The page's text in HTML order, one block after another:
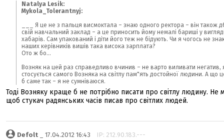
Natalya Lesik:
Mykola_Tolerantnyj:
___ Я це не з пальця висмоктала – знаю одного ректора – він також
свій навчальний заклад – а це приносить йому немалі бариші у
хабарів. Сам упакований і діти його теж не бідують. Чи я чогось не
наших керівників вишів така висока зарплата?
Ото ж бо...
Возняк на цей раз справедливо вчинив – не варто виливати негатив,
стосується самого Возняка на світлу пам"ять достойної людини. А що
б саме так – я не сумніваюся.
Тоді Возняку краще б не потрібно писати про світлу людину. Не
щоб стукач радянських часів писав про світлих людей.
Defolt _ 17.04.2012 16:43 IP: 212.90.183.---